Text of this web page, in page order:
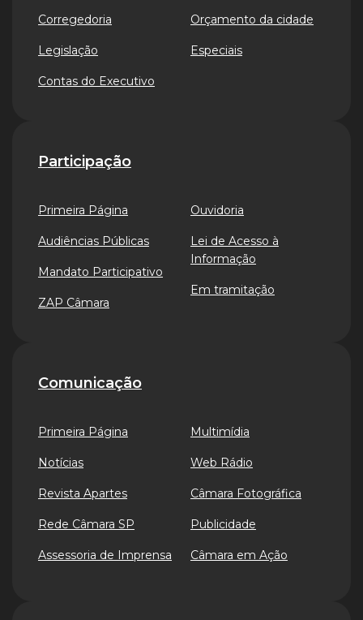
Corregedoria
Legislação
Contas do Executivo
Orçamento da cidade
Especiais
Participação
Primeira Página
Audiências Públicas
Mandato Participativo
ZAP Câmara
Ouvidoria
Lei de Acesso à
Informação
Em tramitação
Comunicação
Primeira Página
Notícias
Revista Apartes
Rede Câmara SP
Assessoria de Imprensa
Multimídia
Web Rádio
Câmara Fotográfica
Publicidade
Câmara em Ação